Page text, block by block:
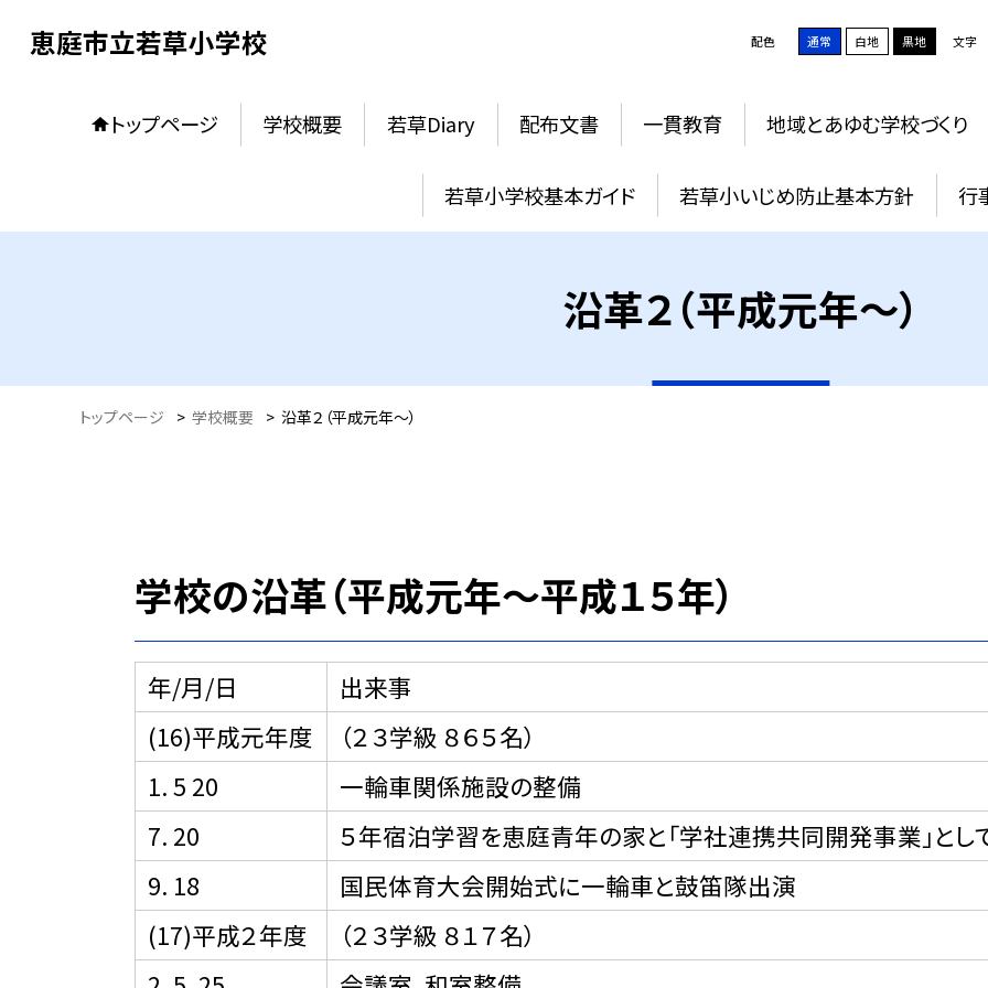
恵庭市立若草小学校 配色 通常 白地 黒地 文字
トップページ 学校概要 若草Diary 配布文書 一貫教育 地域とあゆむ学校づくり
若草小学校基本ガイド 若草小いじめ防止基本方針 行
沿革２（平成元年〜）
トップページ > 学校概要 > 沿革２（平成元年〜）
学校の沿革（平成元年〜平成１５年）
年/月/日
出来事
(16)平成元年度
（２３学級 ８６５名）
1. 5 20
一輪車関係施設の整備
7. 20
５年宿泊学習を恵庭青年の家と「学社連携共同開発事業」とし
9. 18
国民体育大会開始式に一輪車と鼓笛隊出演
(17)平成２年度
（２３学級 ８１７名）